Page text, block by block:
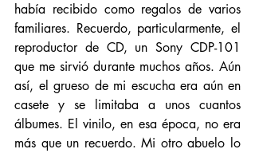
había recibido como regalos de varios
familiares. Recuerdo, particularmente, el
reproductor de CD, un Sony CDP-101
que me sirvió durante muchos años. Aún
así, el grueso de mi escucha era aún en
casete y se limitaba a unos cuantos
álbumes. El vinilo, en esa época, no era
más que un recuerdo. Mi otro abuelo lo